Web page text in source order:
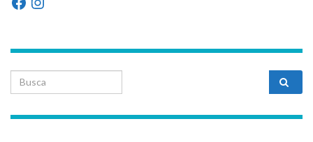
Search for: